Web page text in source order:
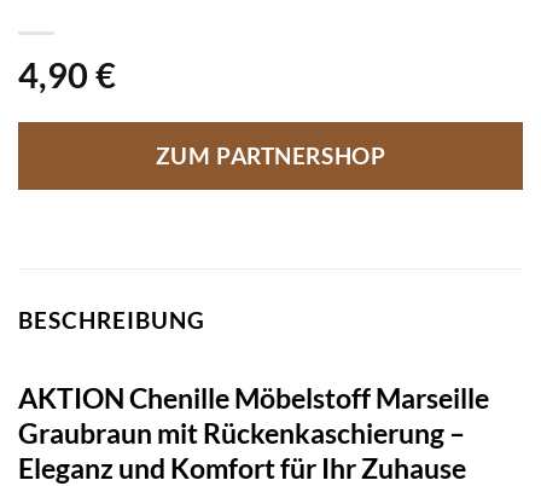
4,90 €
ZUM PARTNERSHOP
BESCHREIBUNG
AKTION Chenille Möbelstoff Marseille
Graubraun mit Rückenkaschierung –
Eleganz und Komfort für Ihr Zuhause